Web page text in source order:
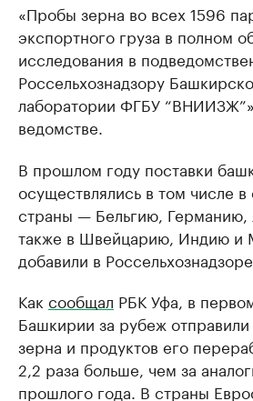
«Пробы зерна во всех 1596
экспортного груза в полном
исследования в
Россельхознадзору
лаборатории ФГБУ
ведомстве.
В прошлом году поставки
осуществлялись в том числе
страны — Бельгию, Германию,
также в Швейцарию, Индию и
добавили в Россельхознадзоре.
Как сообщал РБК Уфа, в
Башкирии за рубеж
зерна и продуктов его
2,2 раза больше, чем за
прошлого года. В страны